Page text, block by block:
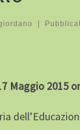
|
Maggio 2015